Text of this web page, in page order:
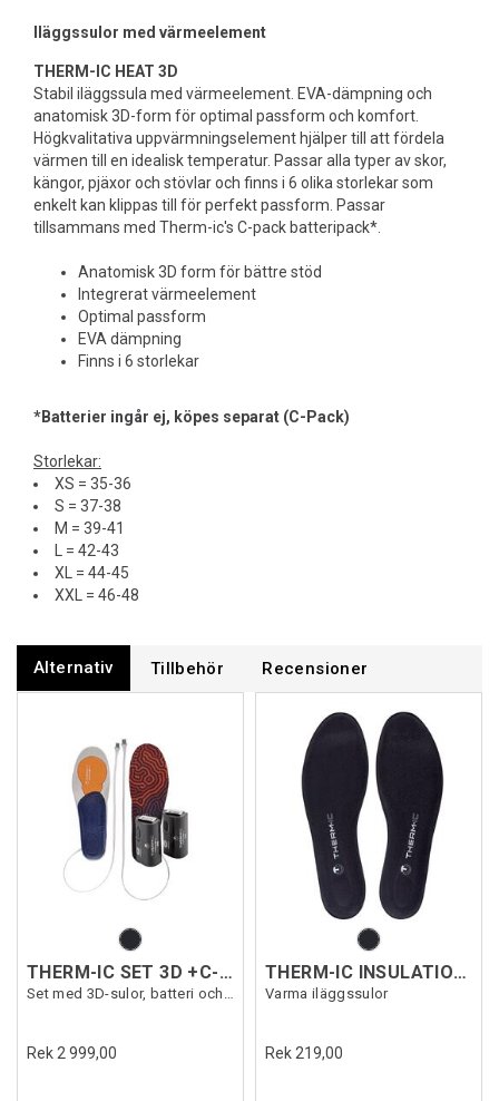
Iläggssulor med värmeelement
THERM-IC HEAT 3D
Stabil iläggssula med värmeelement. EVA-dämpning och
anatomisk 3D-form för optimal passform och komfort.
Högkvalitativa uppvärmningselement hjälper till att fördela
värmen till en idealisk temperatur. Passar alla typer av skor,
kängor, pjäxor och stövlar och finns i 6 olika storlekar som
enkelt kan klippas till för perfekt passform. Passar
tillsammans med Therm-ic's C-pack batteripack*.
Anatomisk 3D form för bättre stöd
Integrerat värmeelement
Optimal passform
EVA dämpning
Finns i 6 storlekar
*Batterier ingår ej, köpes separat (C-Pack)
Storlekar:
XS = 35-36
S = 37-38
M = 39-41
L = 42-43
XL = 44-45
XXL = 46-48
Alternativ Tillbehör Recensioner
THERM-IC SET 3D +C-PACK 1300B
Set med 3D-sulor, batteri och laddkabel
Rek 2 999,00
THERM-IC INSULATION AIR
Varma iläggssulor
Rek 219,00